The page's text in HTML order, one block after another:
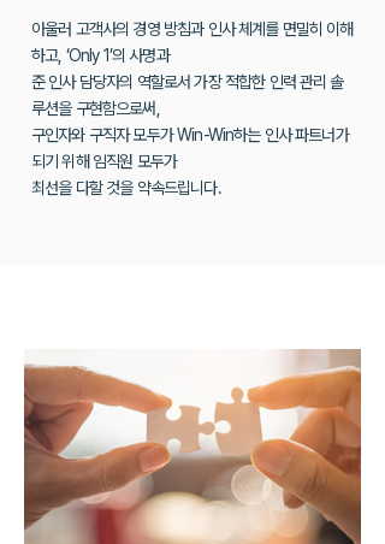
아울러 고객사의 경영 방침과 인사 체계를 면밀히 이해
하고, ‘Only 1’의 사명과
준 인사 담당자의 역할로서 가장 적합한 인력 관리 솔
루션을 구현함으로써,
구인자와 구직자 모두가 Win-Win하는 인사 파트너가
되기 위해 임직원 모두가
최선을 다할 것을 약속드립니다.